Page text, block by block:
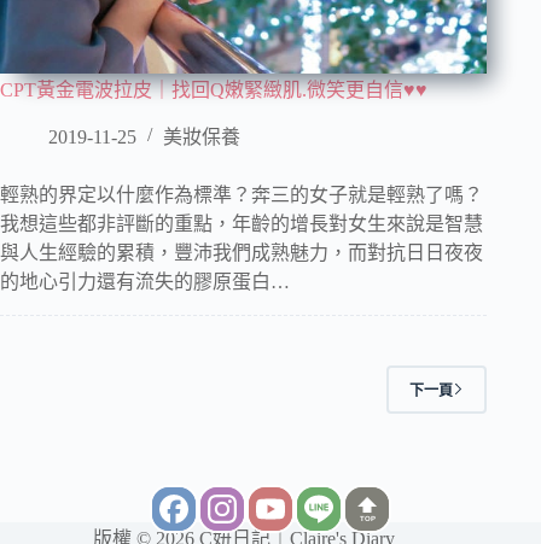
CPT黃金電波拉皮｜找回Q嫩緊緻肌.微笑更自信♥♥
2019-11-25 美妝保養
輕熟的界定以什麼作為標準？奔三的女子就是輕熟了嗎？
我想這些都非評斷的重點，年齡的增長對女生來說是智慧
與人生經驗的累積，豐沛我們成熟魅力，而對抗日日夜夜
的地心引力還有流失的膠原蛋白…
下一頁
版權 © 2026 C妞日記｜Claire's Diary
TOP